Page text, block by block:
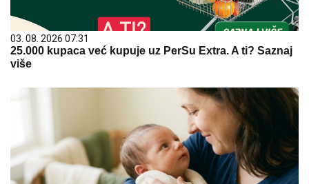
03. 08. 2026 07:31
25.000 kupaca već kupuje uz PerSu Extra. A ti? Saznaj
više